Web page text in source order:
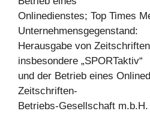
Onlinedienstes; Top Times
Unternehmensgegenstand:
Herausgabe von
insbesondere „SPORTaktiv“
und der Betrieb eines
Zeitschriften-
Betriebs-Gesellschaft